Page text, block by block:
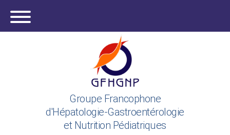
Groupe Francophone
d'Hépatologie-Gastroentérologie
et Nutrition Pédiatriques